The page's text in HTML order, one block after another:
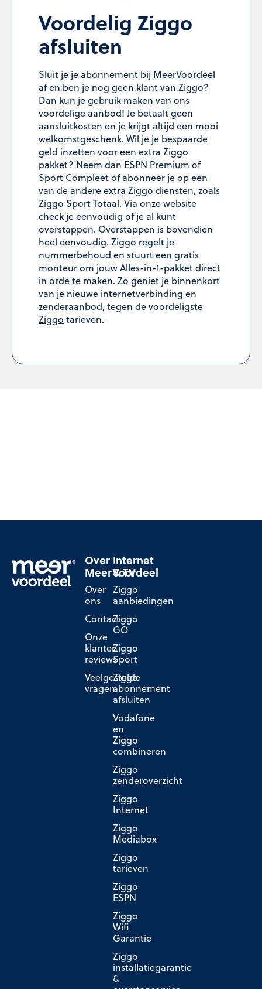
Voordelig Ziggo
afsluiten
Sluit je je abonnement bij MeerVoordeel
af en ben je nog geen klant van Ziggo?
Dan kun je gebruik maken van ons
voordelige aanbod! Je betaalt geen
aansluitkosten en je krijgt altijd een mooi
welkomstgeschenk. Wil je je bespaarde
geld inzetten voor een extra Ziggo
pakket? Neem dan ESPN Premium of
Sport Compleet of abonneer je op een
van de andere extra Ziggo diensten, zoals
Ziggo Sport Totaal. Via onze website
check je eenvoudig of je al kunt
overstappen. Overstappen is bovendien
heel eenvoudig. Ziggo regelt je
nummerbehoud en stuurt een gratis
monteur om jouw Alles-in-1-pakket direct
in orde te maken. Zo geniet je binnenkort
van je nieuwe internetverbinding en
zenderaanbod, tegen de voordeligste
Ziggo tarieven.
Over
MeerVoordeel
Over
ons
Contact
Onze
klanten
reviews
Veelgestelde
vragen
Internet
& TV
Ziggo
aanbiedingen
Ziggo
GO
Ziggo
Sport
Ziggo
abonnement
afsluiten
Vodafone
en
Ziggo
combineren
Ziggo
zenderoverzicht
Ziggo
Internet
Ziggo
Mediabox
Ziggo
tarieven
Ziggo
ESPN
Ziggo
Wifi
Garantie
Ziggo
installatiegarantie
&